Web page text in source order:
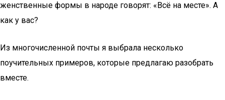
женственные формы в народе говорят: «Всё на месте». А
как у вас?
Из многочисленной почты я выбрала несколько
поучительных примеров, которые предлагаю разобрать
вместе.